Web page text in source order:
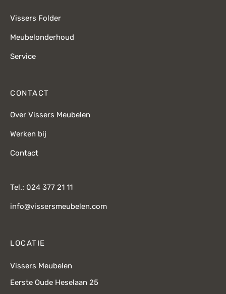
Vissers Folder
Meubelonderhoud
Service
CONTACT
Over Vissers Meubelen
Werken bij
Contact
Tel.: 024 377 21 11
info@vissersmeubelen.com
LOCATIE
Vissers Meubelen
Eerste Oude Heselaan 25